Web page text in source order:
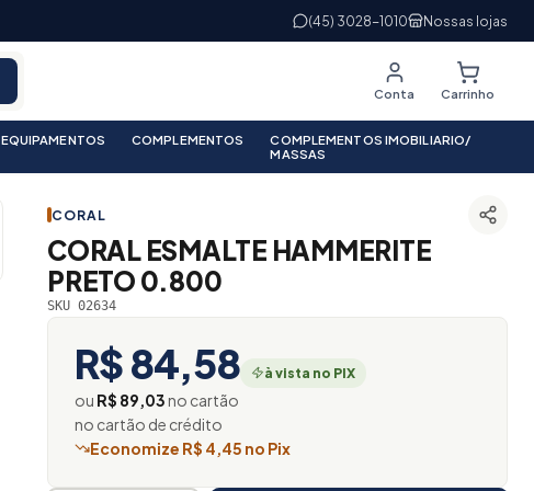
(45) 3028-1010 Nossas lojas
Conta Carrinho
EQUIPAMENTOS COMPLEMENTOS
COMPLEMENTOS IMOBILIARIO/
MASSAS
CORAL
CORAL ESMALTE HAMMERITE
PRETO 0.800
SKU 02634
R$ 84,58 à vista no PIX
ou R$ 89,03no cartão
no cartão de crédito
Economize R$ 4,45 no Pix